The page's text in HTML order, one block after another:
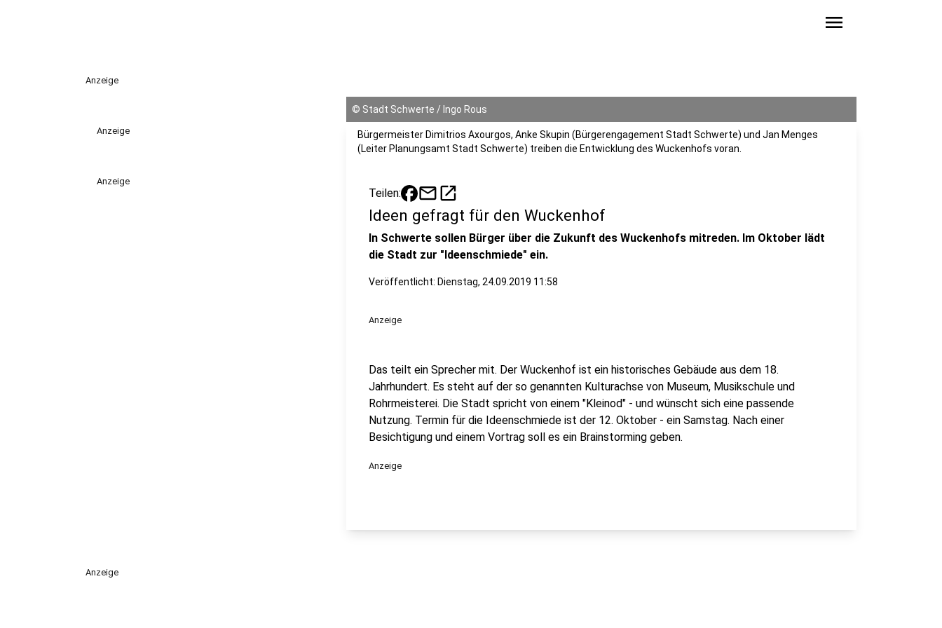
menu
Anzeige
Anzeige
Anzeige
© Stadt Schwerte / Ingo Rous
Bürgermeister Dimitrios Axourgos, Anke Skupin (Bürgerengagement Stadt Schwerte) und Jan Menges
(Leiter Planungsamt Stadt Schwerte) treiben die Entwicklung des Wuckenhofs voran.
Teilen: mailopen_in_new
Ideen gefragt für den Wuckenhof
In Schwerte sollen Bürger über die Zukunft des Wuckenhofs mitreden. Im Oktober lädt
die Stadt zur "Ideenschmiede" ein.
Veröffentlicht: Dienstag, 24.09.2019 11:58
Anzeige
Das teilt ein Sprecher mit. Der Wuckenhof ist ein historisches Gebäude aus dem 18.
Jahrhundert. Es steht auf der so genannten Kulturachse von Museum, Musikschule und
Rohrmeisterei. Die Stadt spricht von einem "Kleinod" - und wünscht sich eine passende
Nutzung. Termin für die Ideenschmiede ist der 12. Oktober - ein Samstag. Nach einer
Besichtigung und einem Vortrag soll es ein Brainstorming geben.
Anzeige
Anzeige